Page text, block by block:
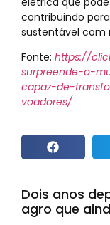
contribuindo
sustentável com
Fonte: https://
surpreende-o-
capaz-de-
voadores/
Dois anos
agro que